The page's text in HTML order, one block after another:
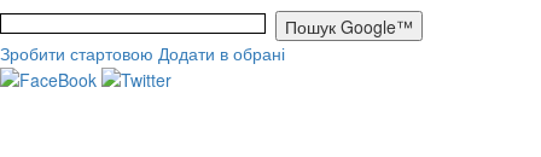
Зробити стартовою Додати в обрані